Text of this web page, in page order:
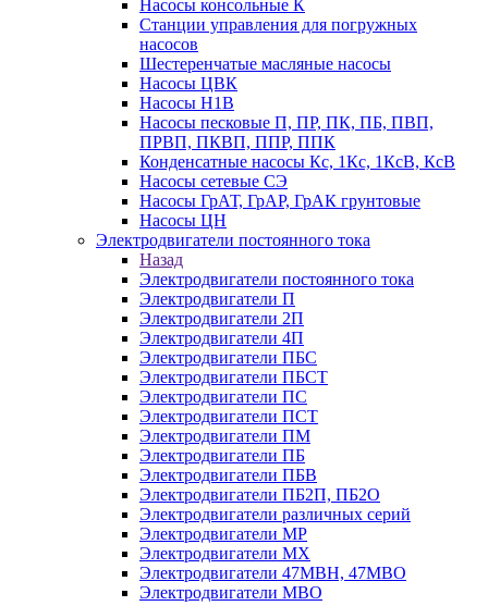
Насосы консольные К
Станции управления для погружных
насосов
Шестеренчатые масляные насосы
Насосы ЦВК
Насосы Н1В
Насосы песковые П, ПР, ПК, ПБ, ПВП,
ПРВП, ПКВП, ППР, ППК
Конденсатные насосы Кс, 1Кс, 1КсВ, КсВ
Насосы сетевые СЭ
Насосы ГрАТ, ГрАР, ГрАК грунтовые
Насосы ЦН
Электродвигатели постоянного тока
Назад
Электродвигатели постоянного тока
Электродвигатели П
Электродвигатели 2П
Электродвигатели 4П
Электродвигатели ПБС
Электродвигатели ПБСТ
Электродвигатели ПС
Электродвигатели ПСТ
Электродвигатели ПМ
Электродвигатели ПБ
Электродвигатели ПБВ
Электродвигатели ПБ2П, ПБ2О
Электродвигатели различных серий
Электродвигатели МР
Электродвигатели MX
Электродвигатели 47MBH, 47МВО
Электродвигатели MBO